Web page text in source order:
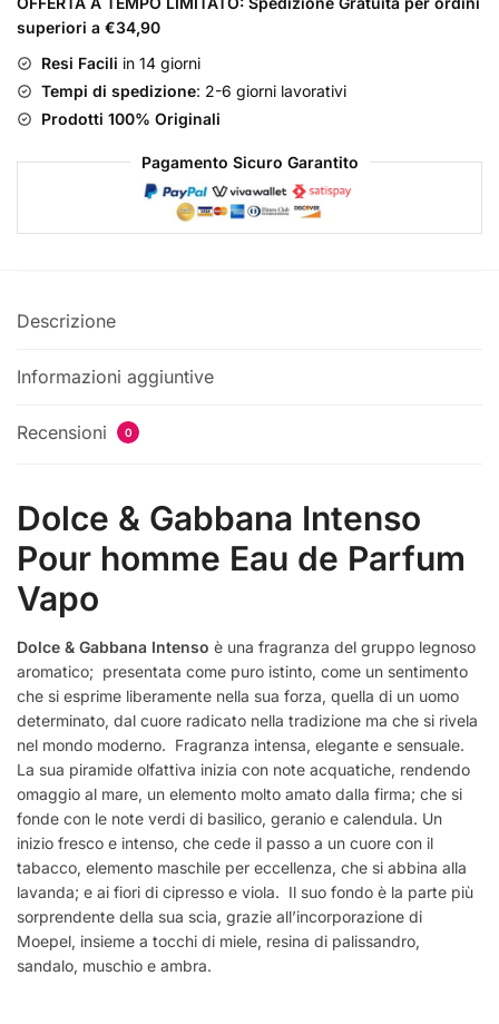
homme
Eau
de
Parfum
quantità
superiori a €34,90
Resi Facili in 14 giorni
Tempi di spedizione: 2-6 giorni lavorativi
Prodotti 100% Originali
Pagamento Sicuro Garantito
Descrizione
Informazioni aggiuntive
Recensioni 0
Dolce & Gabbana Intenso
Pour homme Eau de Parfum
Vapo
Dolce & Gabbana Intenso è una fragranza del gruppo legnoso
aromatico; presentata come puro istinto, come un sentimento
che si esprime liberamente nella sua forza, quella di un uomo
determinato, dal cuore radicato nella tradizione ma che si rivela
nel mondo moderno. Fragranza intensa, elegante e sensuale.
La sua piramide olfattiva inizia con note acquatiche, rendendo
omaggio al mare, un elemento molto amato dalla firma; che si
fonde con le note verdi di basilico, geranio e calendula. Un
inizio fresco e intenso, che cede il passo a un cuore con il
tabacco, elemento maschile per eccellenza, che si abbina alla
lavanda; e ai fiori di cipresso e viola. Il suo fondo è la parte più
sorprendente della sua scia, grazie all’incorporazione di
Moepel, insieme a tocchi di miele, resina di palissandro,
sandalo, muschio e ambra.